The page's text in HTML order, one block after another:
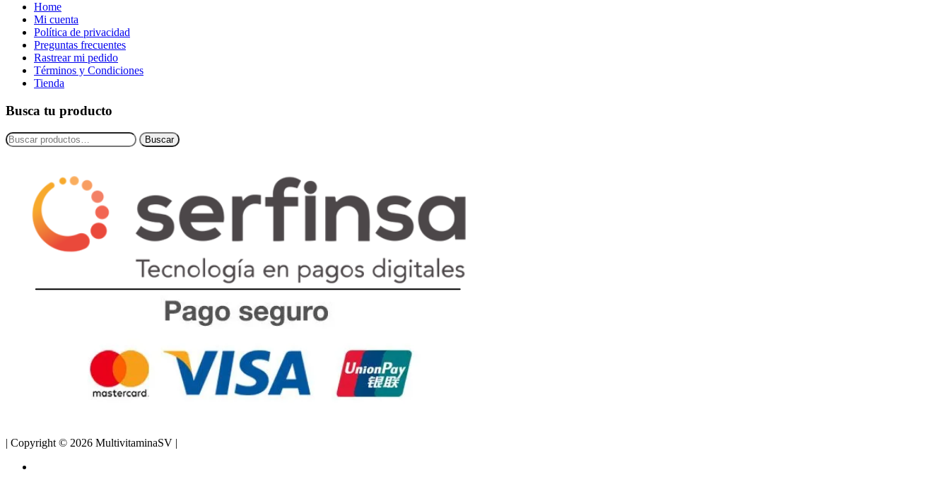
Home
Mi cuenta
Política de privacidad
Preguntas frecuentes
Rastrear mi pedido
Términos y Condiciones
Tienda
Busca tu producto
Buscar
por:
Buscar
| Copyright © 2026 MultivitaminaSV |